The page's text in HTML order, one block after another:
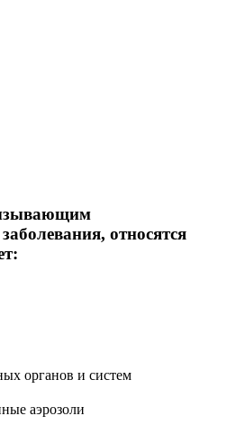
относятся
органов и систем
аэрозоли